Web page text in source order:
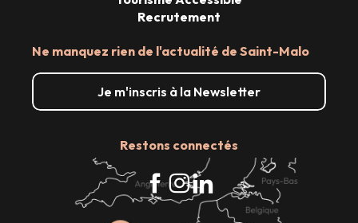
Ne manquez rien de l'actualité de Saint-Malo
Je m'inscris à la Newsletter
Restons connectés
Recrutement